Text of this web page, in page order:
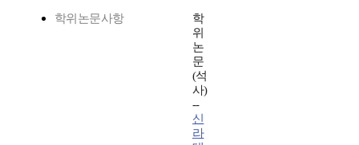
학위논문사항
학
위
논
문
(석
사)
--
신
라